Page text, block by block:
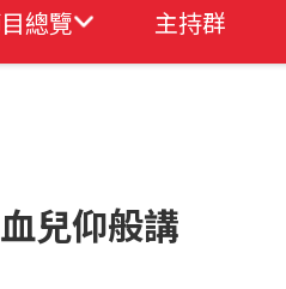
總覽 主持群
兒仰般講